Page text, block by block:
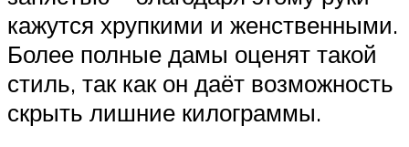
кажутся хрупкими и женственными.
Более полные дамы оценят такой
стиль, так как он даёт возможность
скрыть лишние килограммы.